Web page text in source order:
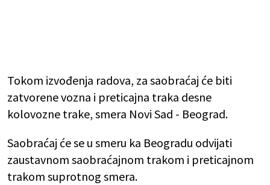
Tokom izvođenja radova, za saobraćaj će biti
zatvorene vozna i preticajna traka desne
kolovozne trake, smera Novi Sad - Beograd.
Saobraćaj će se u smeru ka Beogradu odvijati
zaustavnom saobraćajnom trakom i preticajnom
trakom suprotnog smera.